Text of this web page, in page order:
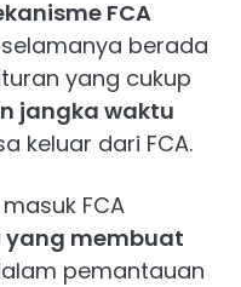
FCA
berada
yang cukup
jangka waktu
keluar dari FCA.
FCA
membuat
pemantauan